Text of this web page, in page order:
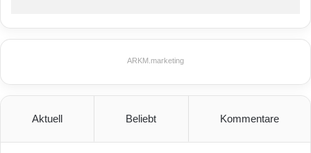
energiesparendes Heizsystem
ARKM.marketing
Aktuell Beliebt Kommentare